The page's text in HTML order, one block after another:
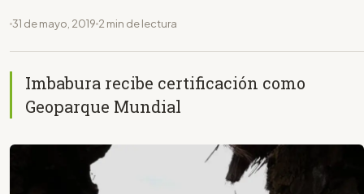
31 de mayo, 2019 2 min de lectura
Imbabura recibe certificación como
Geoparque Mundial